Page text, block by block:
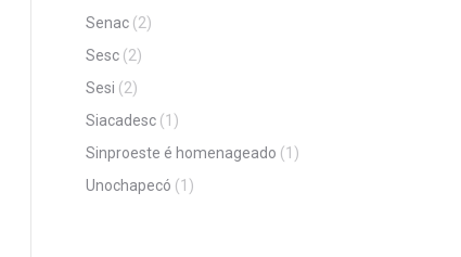
Senac (2)
Sesc (2)
Sesi (2)
Siacadesc (1)
Sinproeste é homenageado (1)
Unochapecó (1)